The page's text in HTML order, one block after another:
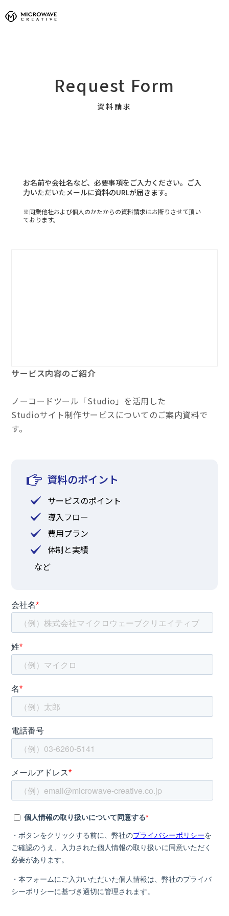
Request Form
資料請求
お名前や会社名など、必要事項をご入力ください。ご入
力いただいたメールに資料のURLが届きます。
※同業他社および個人のかたからの資料請求はお断りさせて頂い
ております。
サービス内容のご紹介
ノーコードツール「Studio」を活用した
Studioサイト制作サービスについてのご案内資料で
す。
資料のポイント
サービスのポイント
導入フロー
費用プラン
体制と実績
など